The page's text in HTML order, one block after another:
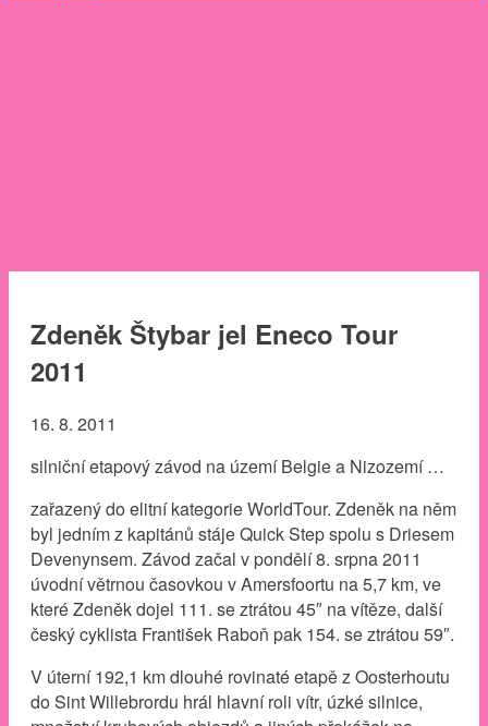
Zdeněk Štybar jel Eneco Tour
2011
16. 8. 2011
silniční etapový závod na území Belgie a Nizozemí …
zařazený do elitní kategorie WorldTour. Zdeněk na něm
byl jedním z kapitánů stáje Quick Step spolu s Driesem
Devenynsem. Závod začal v pondělí 8. srpna 2011
úvodní větrnou časovkou v Amersfoortu na 5,7 km, ve
které Zdeněk dojel 111. se ztrátou 45″ na vítěze, další
český cyklista František Raboň pak 154. se ztrátou 59″.
V úterní 192,1 km dlouhé rovinaté etapě z Oosterhoutu
do Sint Willebrordu hrál hlavní roli vítr, úzké silnice,